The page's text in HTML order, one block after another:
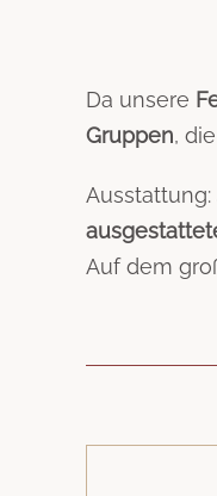
Da unsere
Gruppen,
Ausstattung:
Auf dem